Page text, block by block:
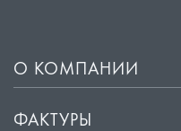
О КОМПАНИИ
ФАКТУРЫ